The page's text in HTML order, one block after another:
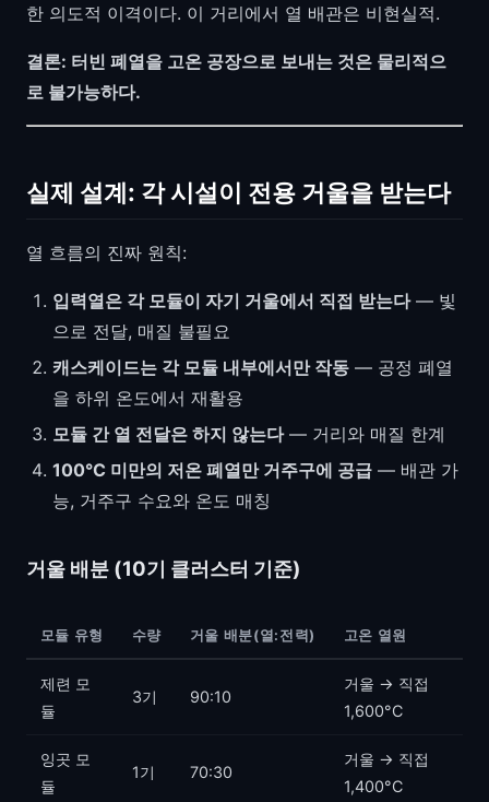
한 의도적 이격이다. 이 거리에서 열 배관은 비현실적.
결론: 터빈 폐열을 고온 공장으로 보내는 것은 물리적으
로 불가능하다.
실제 설계: 각 시설이 전용 거울을 받는다
열 흐름의 진짜 원칙:
입력열은 각 모듈이 자기 거울에서 직접 받는다— 빛
으로 전달, 매질 불필요
캐스케이드는 각 모듈 내부에서만 작동 — 공정 폐열
을 하위 온도에서 재활용
모듈 간 열 전달은 하지 않는다— 거리와 매질 한계
100°C 미만의 저온 폐열만 거주구에 공급 — 배관 가
능, 거주구 수요와 온도 매칭
거울 배분 (10기 클러스터 기준)
모듈 유형 수량 거울 배분(열:전력) 고온 열원
제련 모
듈
3기 90:10
거울 → 직접
1,600°C
잉곳 모
듈
1기 70:30
거울 → 직접
1,400°C